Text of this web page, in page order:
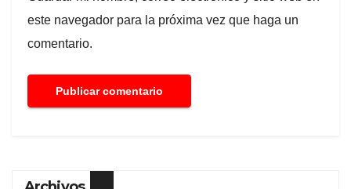
este navegador para la próxima vez que haga un
comentario.